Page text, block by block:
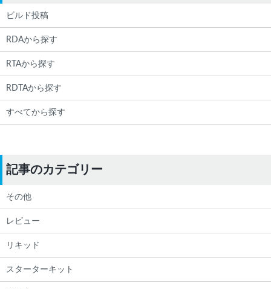
ビルド投稿
RDAから探す
RTAから探す
RDTAから探す
すべてから探す
記事のカテゴリー
その他
レビュー
リキッド
スターターキット